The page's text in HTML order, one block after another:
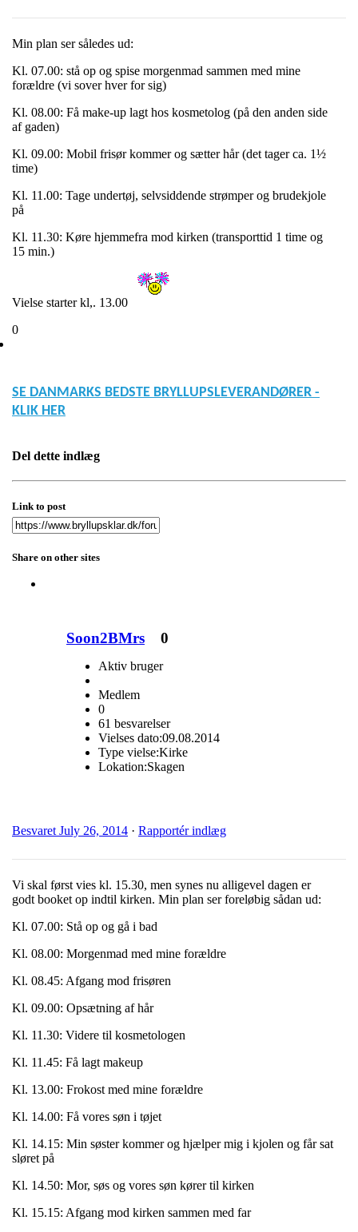
Min plan ser således ud:
Kl. 07.00: stå op og spise morgenmad sammen med mine
forældre (vi sover hver for sig)
Kl. 08.00: Få make-up lagt hos kosmetolog (på den anden side
af gaden)
Kl. 09.00: Mobil frisør kommer og sætter hår (det tager ca. 1½
time)
Kl. 11.00: Tage undertøj, selvsiddende strømper og brudekjole
på
Kl. 11.30: Køre hjemmefra mod kirken (transporttid 1 time og
15 min.)
Vielse starter kl,. 13.00
0
SE DANMARKS BEDSTE BRYLLUPSLEVERANDØRER -
KLIK HER
Del dette indlæg
Link to post
Share on other sites
Soon2BMrs 0
Aktiv bruger
Medlem
0
61 besvarelser
Vielses dato:09.08.2014
Type vielse:Kirke
Lokation:Skagen
BesvaretJuly 26, 2014 · Rapportér indlæg
Vi skal først vies kl. 15.30, men synes nu alligevel dagen er
godt booket op indtil kirken. Min plan ser foreløbig sådan ud:
Kl. 07.00: Stå op og gå i bad
Kl. 08.00: Morgenmad med mine forældre
Kl. 08.45: Afgang mod frisøren
Kl. 09.00: Opsætning af hår
Kl. 11.30: Videre til kosmetologen
Kl. 11.45: Få lagt makeup
Kl. 13.00: Frokost med mine forældre
Kl. 14.00: Få vores søn i tøjet
Kl. 14.15: Min søster kommer og hjælper mig i kjolen og får sat
sløret på
Kl. 14.50: Mor, søs og vores søn kører til kirken
Kl. 15.15: Afgang mod kirken sammen med far